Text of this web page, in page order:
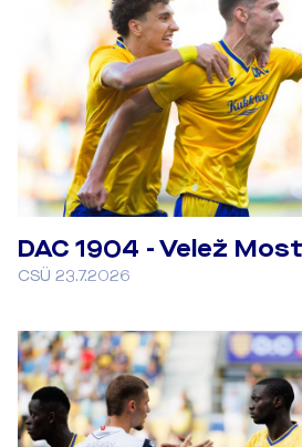
DAC 1904 - Velež
CSÜ 23.7.2026